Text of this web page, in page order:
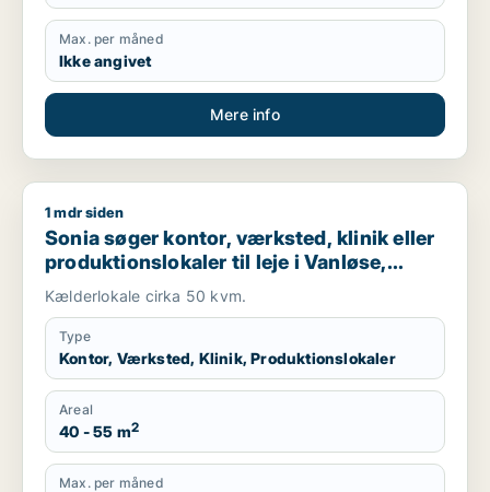
Max. per måned
Ikke angivet
Mere info
Sonia søger kontor, værksted, klinik eller produktionslokaler
1 mdr siden
Sonia søger kontor, værksted, klinik eller
produktionslokaler til leje i Vanløse,
Herlev eller Ballerup m.fl.
Kælderlokale cirka 50 kvm.
Type
Kontor, Værksted, Klinik, Produktionslokaler
Areal
40 - 55 m2
Max. per måned